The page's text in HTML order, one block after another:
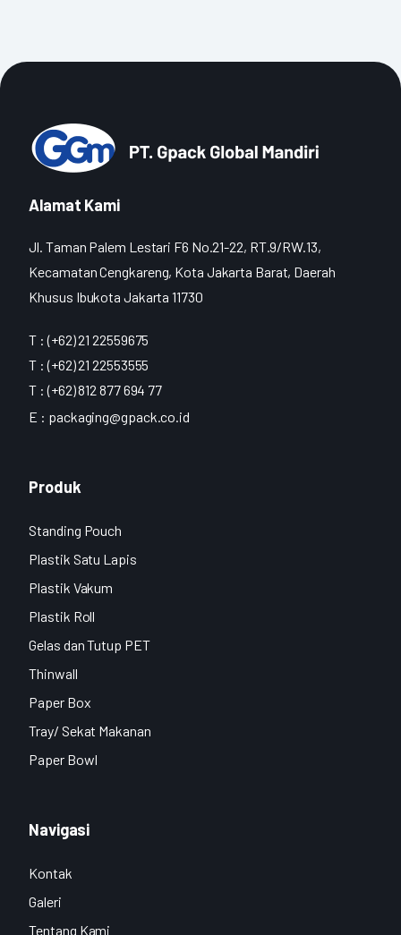
Alamat Kami
Jl. Taman Palem Lestari F6 No.21-22, RT.9/RW.13,
Kecamatan Cengkareng, Kota Jakarta Barat, Daerah
Khusus Ibukota Jakarta 11730
T : (+62) 21 22559675
T : (+62) 21 22553555
T : (+62) 812 877 694 77
E : packaging@gpack.co.id
Produk
Standing Pouch
Plastik Satu Lapis
Plastik Vakum
Plastik Roll
Gelas dan Tutup PET
Thinwall
Paper Box
Tray/ Sekat Makanan
Paper Bowl
Navigasi
Kontak
Galeri
Tentang Kami